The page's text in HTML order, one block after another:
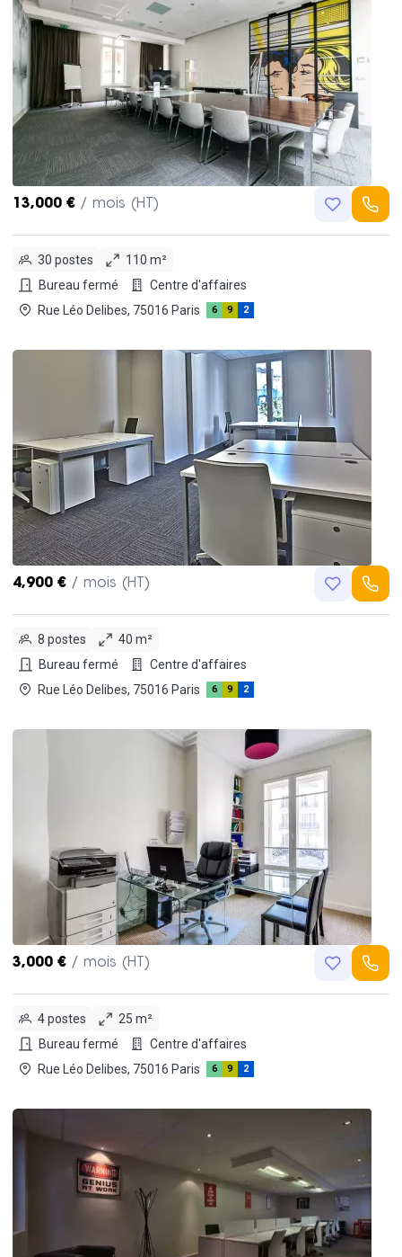
13,000 € / mois (HT)
30 postes
110 m²
Bureau fermé
Centre d'affaires
Rue Léo Delibes, 75016 Paris
6 9 2
4,900 € / mois (HT)
8 postes
40 m²
Bureau fermé
Centre d'affaires
Rue Léo Delibes, 75016 Paris
6 9 2
3,000 € / mois (HT)
4 postes
25 m²
Bureau fermé
Centre d'affaires
Rue Léo Delibes, 75016 Paris
6 9 2